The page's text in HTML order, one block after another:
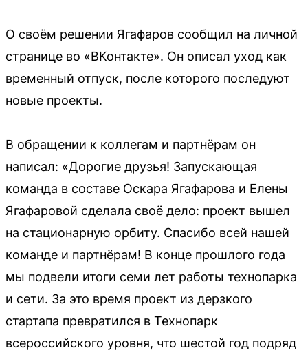
О своём решении Ягафаров сообщил на личной
странице во «ВКонтакте». Он описал уход как
временный отпуск, после которого последуют
новые проекты.
В обращении к коллегам и партнёрам он
написал: «Дорогие друзья! Запускающая
команда в составе Оскара Ягафарова и Елены
Ягафаровой сделала своё дело: проект вышел
на стационарную орбиту. Спасибо всей нашей
команде и партнёрам! В конце прошлого года
мы подвели итоги семи лет работы технопарка
и сети. За это время проект из дерзкого
стартапа превратился в Технопарк
всероссийского уровня, что шестой год подряд